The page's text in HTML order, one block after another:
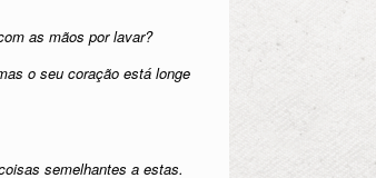
as mãos por lavar?
o seu coração está longe
semelhantes a estas.